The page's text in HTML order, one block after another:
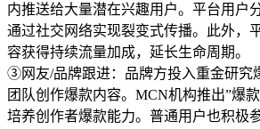
内推送给大量潜在兴趣用户。平台用户
通过社交网络实现裂变式传播。此外，
容获得持续流量加成，延长生命周期。
③网友/品牌跟进：品牌方投入重金研究
团队创作爆款内容。MCN机构推出”爆
培养创作者爆款能力。普通用户也积极